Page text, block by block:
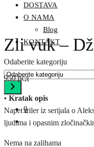
DOSTAVA
O NAMA
Blog
KONTAKT
Odaberite kategoriju
0
Zli vuk –
950рсд
• Kratak opis
Napet triler iz serijala o
ljudima i opasnim
Nema na zalihama